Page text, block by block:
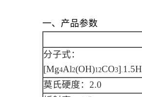
一、产品参数
分子式：
[Mg4Al2(OH)12CO3] 1.5H
莫氏硬度：2.0